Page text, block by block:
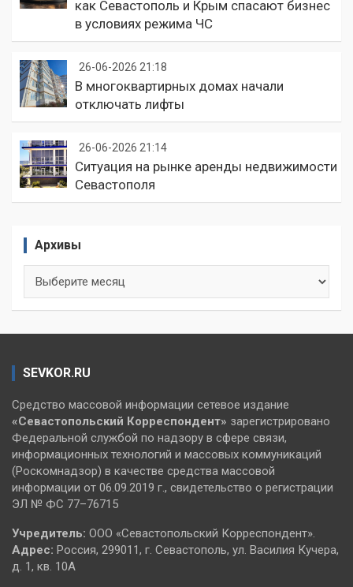
как Севастополь и Крым спасают бизнес
в условиях режима ЧС
26-06-2026 21:18
В многоквартирных домах начали
отключать лифты
26-06-2026 21:14
Ситуация на рынке аренды недвижимости
Севастополя
Архивы
SEVKOR.RU
Средство массовой информации сетевое издание
«Севастопольский Корреспондент» зарегистрировано
Федеральной службой по надзору в сфере связи,
информационных технологий и массовых коммуникаций
(Роскомнадзор) в качестве средства массовой
информации от 06.09.2019 г., свидетельство о регистрации
ЭЛ № ФС 77–76715
Учредитель: ООО «Севастопольский Корреспондент».
Адрес: Россия, 299011, г. Севастополь, ул. Василия Кучера,
д. 1, кв. 10А